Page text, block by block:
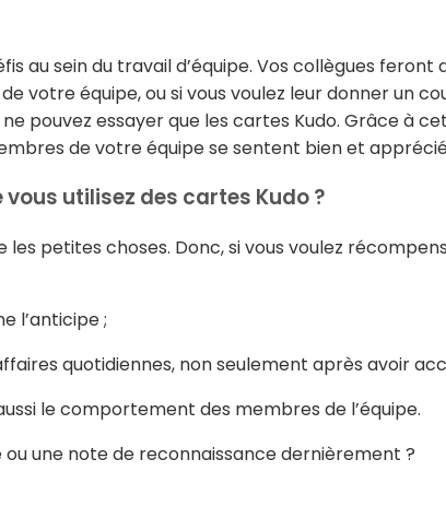
au sein du travail d’équipe. Vos collègues
votre équipe, ou si vous voulez leur donner un
pouvez essayer que les cartes Kudo. Grâce à
de votre équipe se sentent bien et
utilisez des cartes Kudo ?
petites choses. Donc, si vous voulez
l’anticipe ;
quotidiennes, non seulement après avoir
le comportement des membres de l’équipe.
une note de reconnaissance dernièrement ?